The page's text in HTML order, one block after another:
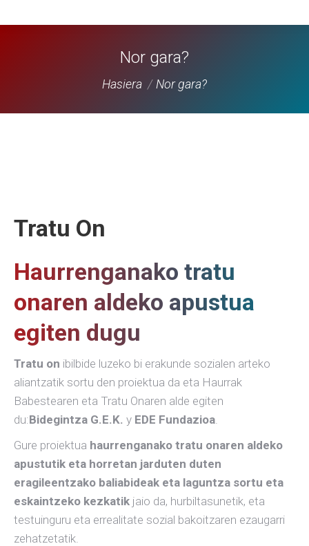
Nor gara?
You are here:
Hasiera Nor gara?
Tratu On
Haurrenganako tratu
onaren aldeko apustua
egiten dugu
Tratu on ibilbide luzeko bi erakunde sozialen arteko
aliantzatik sortu den proiektua da eta Haurrak
Babestearen eta Tratu Onaren alde egiten
du:Bidegintza G.E.K. y EDE Fundazioa.
Gure proiektua haurrenganako tratu onaren aldeko
apustutik eta horretan jarduten duten
eragileentzako baliabideak eta laguntza sortu eta
eskaintzeko kezkatik jaio da, hurbiltasunetik, eta
testuinguru eta errealitate sozial bakoitzaren ezaugarri
zehatzetatik.